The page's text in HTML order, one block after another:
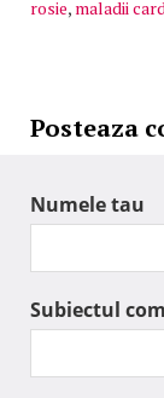
rosie, maladii
Posteaza
Numele tau
Subiectul